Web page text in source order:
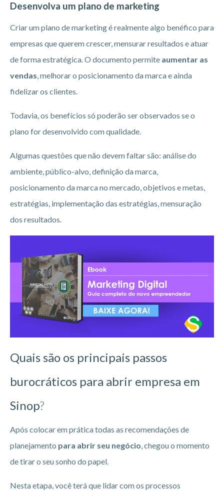
Desenvolva um plano de marketing
Criar um plano de marketing é realmente algo benéfico para
empresas que querem crescer, mensurar resultados e atuar
de forma estratégica. O documento permite aumentar as
vendas, melhorar o posicionamento da marca e ainda
fidelizar os clientes.
Todavia, os benefícios só poderão ser observados se o
plano for desenvolvido com qualidade.
Algumas questões que não devem faltar são: análise do
ambiente, público-alvo, definição da marca,
posicionamento da marca no mercado, objetivos e metas,
estratégias, implementação das estratégias, mensuração
dos resultados.
Quais são os principais passos
burocráticos para abrir empresa em
Sinop?
Após colocar em prática todas as recomendações de
planejamento para abrir seu negócio, chegou o momento
de tirar o seu sonho do papel.
Nesta etapa, você terá que lidar com os processos